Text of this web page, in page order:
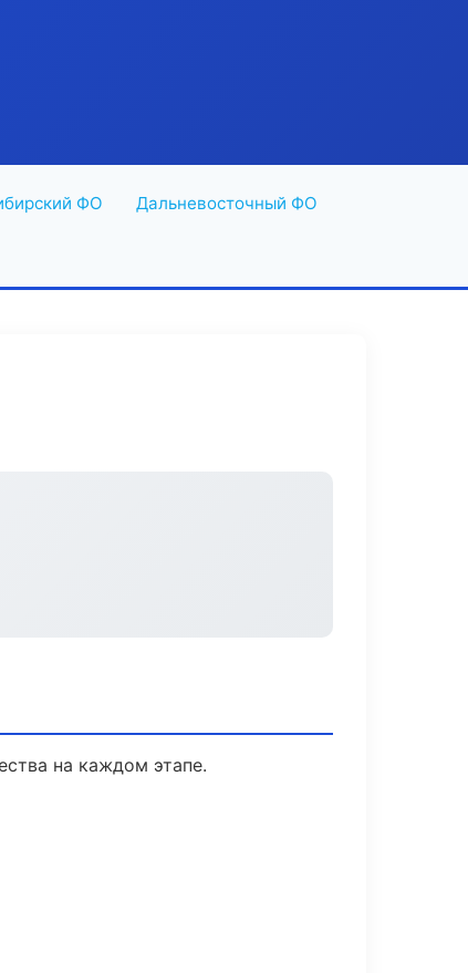
ФО Дальневосточный ФО
на каждом этапе.